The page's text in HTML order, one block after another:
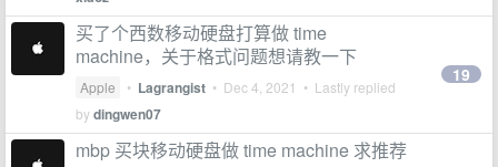
买了个西数移动硬盘打算做 time
machine，关于格式问题想请教一下
Apple • Lagrangist • Dec 4, 2021 • Lastly replied
bydingwen07
19
mbp 买块移动硬盘做 time machine 求推荐